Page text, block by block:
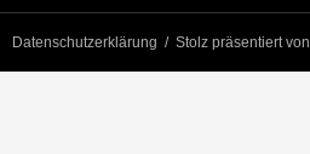
Datenschutzerklärung Stolz präsentiert